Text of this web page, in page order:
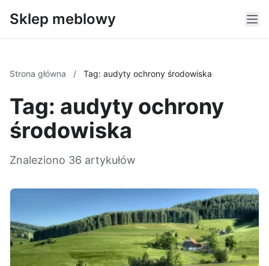
Sklep meblowy
Strona główna / Tag: audyty ochrony środowiska
Tag: audyty ochrony
środowiska
Znaleziono 36 artykułów